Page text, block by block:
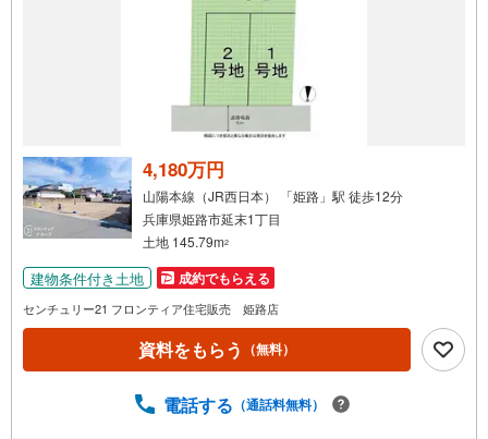
4,180万円
山陽本線（JR西日本） 「姫路」駅 徒歩12分
兵庫県姫路市延末1丁目
土地 145.79m2
建物条件付き土地 成約でもらえる
センチュリー21 フロンティア住宅販売 姫路店
資料をもらう （無料）
電話する （通話料無料）